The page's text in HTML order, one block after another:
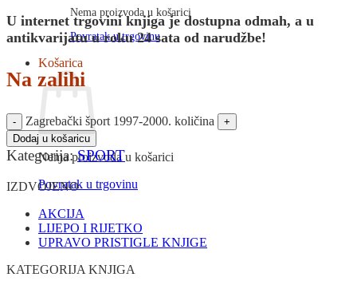
Nema proizvoda u košarici
Povratak u trgovinu
Košarica
Nema proizvoda u košarici
Povratak u trgovinu
U internet trgovini knjiga je dostupna odmah, a u
antikvarijatu u roku 24 sata od narudžbe!
Na zalihi
Zagrebački šport 1997-2000. količina
Dodaj u košaricu
Kategorija:SPORT
IZDVOJENO
AKCIJA
LIJEPO I RIJETKO
UPRAVO PRISTIGLE KNJIGE
KATEGORIJA KNJIGA